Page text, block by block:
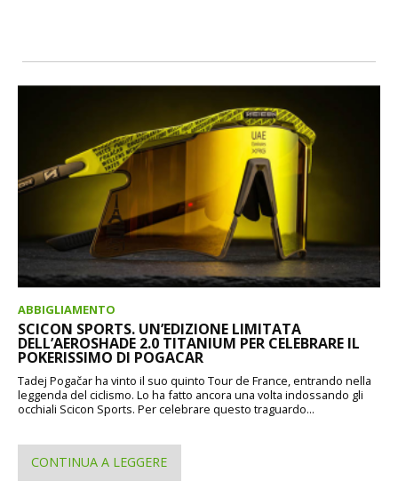
ABBIGLIAMENTO
SCICON SPORTS. UN’EDIZIONE LIMITATA
DELL’AEROSHADE 2.0 TITANIUM PER CELEBRARE IL
POKERISSIMO DI POGACAR
Tadej Pogačar ha vinto il suo quinto Tour de France, entrando nella
leggenda del ciclismo. Lo ha fatto ancora una volta indossando gli
occhiali Scicon Sports. Per celebrare questo traguardo...
CONTINUA A LEGGERE